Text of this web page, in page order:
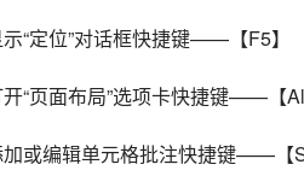
“定位”对话框快捷键——【F5】
“页面布局”选项卡快捷键——【
或编辑单元格批注快捷键——【